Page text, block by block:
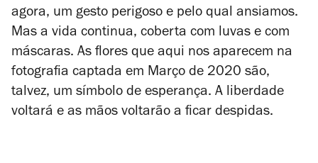
agora, um gesto perigoso e pelo qual ansiamos.
Mas a vida continua, coberta com luvas e com
máscaras. As flores que aqui nos aparecem na
fotografia captada em Março de 2020 são,
talvez, um símbolo de esperança. A liberdade
voltará e as mãos voltarão a ficar despidas.